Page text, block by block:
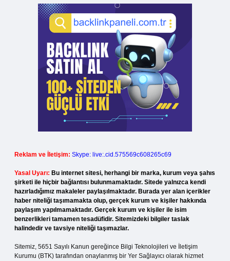
Reklam ve İletişim: Skype: live:.cid.575569c608265c69
Yasal Uyarı: Bu internet sitesi, herhangi bir marka, kurum veya şahıs
şirketi ile hiçbir bağlantısı bulunmamaktadır. Sitede yalnızca kendi
hazırladığımız makaleler paylaşılmaktadır. Burada yer alan içerikler
haber niteliği taşımamakta olup, gerçek kurum ve kişiler hakkında
paylaşım yapılmamaktadır. Gerçek kurum ve kişiler ile isim
benzerlikleri tamamen tesadüfidir. Sitemizdeki bilgiler taslak
halindedir ve tavsiye niteliği taşımazlar.
Sitemiz, 5651 Sayılı Kanun gereğince Bilgi Teknolojileri ve İletişim
Kurumu (BTK) tarafından onaylanmış bir Yer Sağlayıcı olarak hizmet